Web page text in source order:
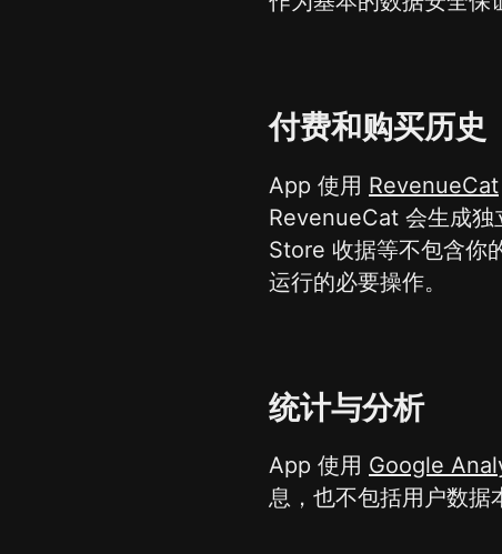
付费和购买历史
App 使用 RevenueCat
RevenueCat 会生成独
Store 收据等不包含你
运行的必要操作。
统计与分析
App 使用 Google
息，也不包括用户数据